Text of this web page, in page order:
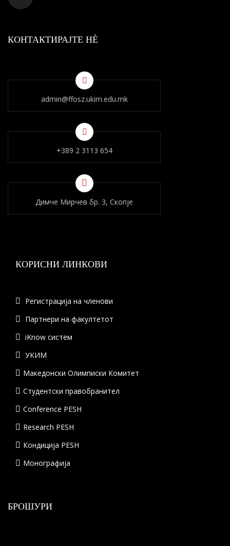
КОНТАКТИРАЈТЕ НÈ
admin@ffosz.ukim.edu.mk
+389 2 3113 654
Димче Мирчев бр. 3, Скопје
КОРИСНИ ЛИНКОВИ
Регистрација на членови
Партнери на факултетот
iKnow систем
УКИМ
Македонски Олимписки Комитет
Студентски правобранител
Conference PESH
Research PESH
Кондиција PESH
Монографија
БРОШУРИ